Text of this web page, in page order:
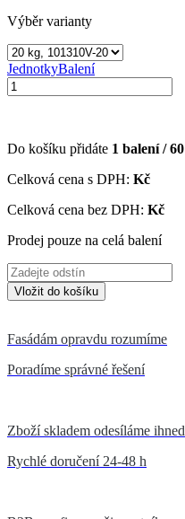
Výběr varianty
JednotkyBalení
Do košíku přidáte 1 balení /60
Celková cena s DPH: Kč
Celková cena bez DPH: Kč
Prodej pouze na celá balení
Fasádám opravdu rozumíme
Poradíme správné řešení
Zboží skladem odesíláme ihned
Rychlé doručení 24-48 h